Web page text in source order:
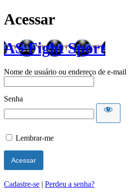
Acessar
AS Fight Sport
Nome de usuário ou endereço de e-mail
Senha
Lembrar-me
Cadastre-se | Perdeu a senha?